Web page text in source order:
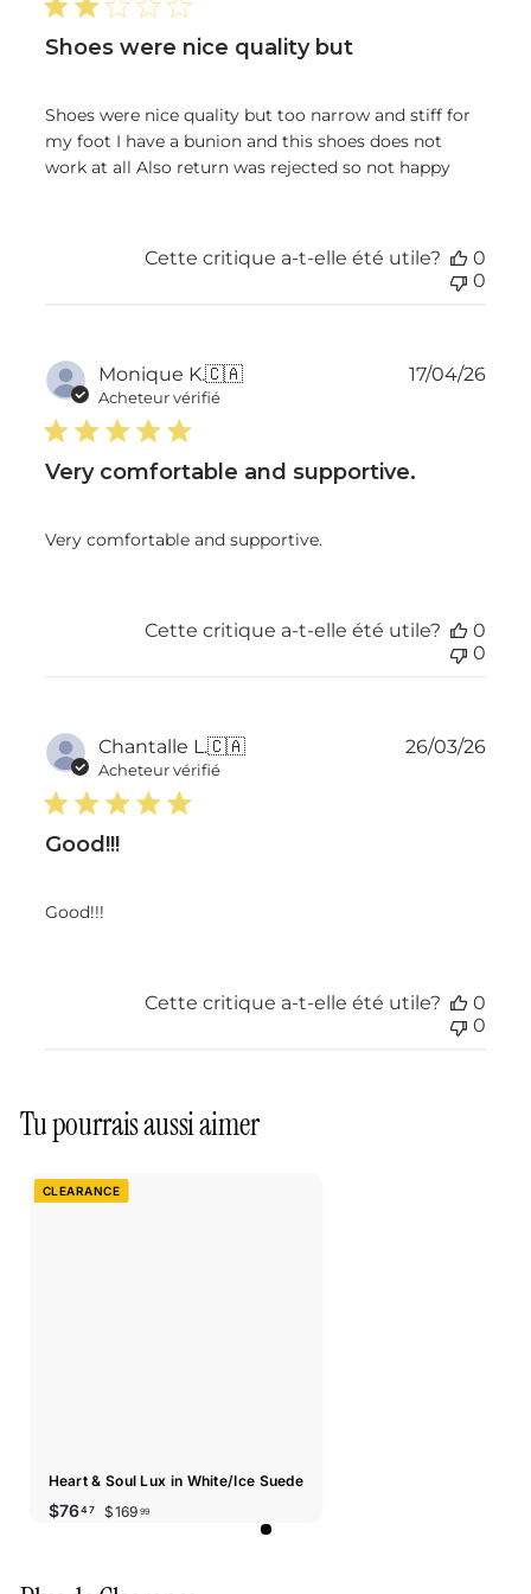
Shoes were nice quality but
Shoes were nice quality but too narrow and stiff for
my foot I have a bunion and this shoes does not
work at all Also return was rejected so not happy
Cette critique a-t-elle été utile?
0
0
Monique K.🇨🇦
Acheteur vérifié
Very comfortable and supportive.
Very comfortable and supportive.
Date
17/04/26
Cette critique a-t-elle été utile?
0
0
Chantalle L.🇨🇦
Acheteur vérifié
Good!!!
Good!!!
Date
26/03/26
Cette critique a-t-elle été utile?
0
0
Tu pourrais aussi aimer
CLEARANCE
Heart & Soul Lux in White/Ice Suede
Prix
$7647$76.47
Prix
$169 99$169.99